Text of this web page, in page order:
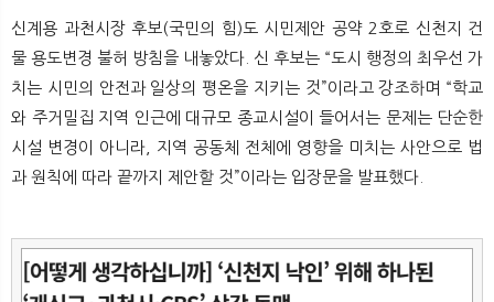
신계용 과천시장 후보(국민의 힘)도 시민제안 공약 2호로 신천지 건
물 용도변경 불허 방침을 내놓았다. 신 후보는 “도시 행정의 최우선 가
치는 시민의 안전과 일상의 평온을 지키는 것”이라고 강조하며 “학교
와 주거밀집 지역 인근에 대규모 종교시설이 들어서는 문제는 단순한
시설 변경이 아니라, 지역 공동체 전체에 영향을 미치는 사안으로 법
과 원칙에 따라 끝까지 제안할 것”이라는 입장문을 발표했다.